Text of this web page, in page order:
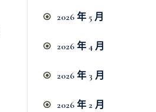
2026 年 5 月
2026 年 4 月
2026 年 3 月
2026 年 2 月